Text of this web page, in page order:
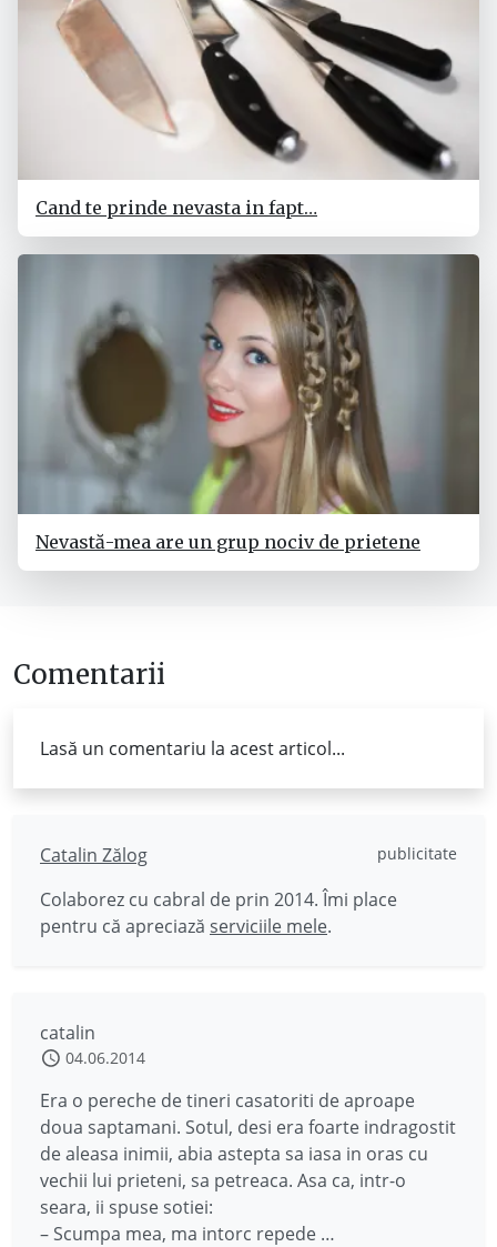
Cand te prinde nevasta in fapt…
Nevastă-mea are un grup nociv de prietene
Comentarii
Lasă un comentariu la acest articol...
Catalin Zălog publicitate
Colaborez cu cabral de prin 2014. Îmi place
pentru că apreciază serviciile mele.
catalin
04.06.2014
Era o pereche de tineri casatoriti de aproape
doua saptamani. Sotul, desi era foarte indragostit
de aleasa inimii, abia astepta sa iasa in oras cu
vechii lui prieteni, sa petreaca. Asa ca, intr-o
seara, ii spuse sotiei:
– Scumpa mea, ma intorc repede …